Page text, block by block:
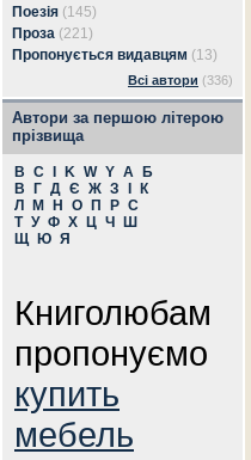
Поезія (145)
Проза (221)
Пропонується видавцям (13)
Всі автори (336)
Автори за першою літерою
прізвища
B C K W Y А
Б
В
Г Д Є Ж З
К
Л
М Н О П Р С
Т У Ф Х Ц Ч
Ш
Щ
Ю Я
Книголюбам
пропонуємо
купить
мебель